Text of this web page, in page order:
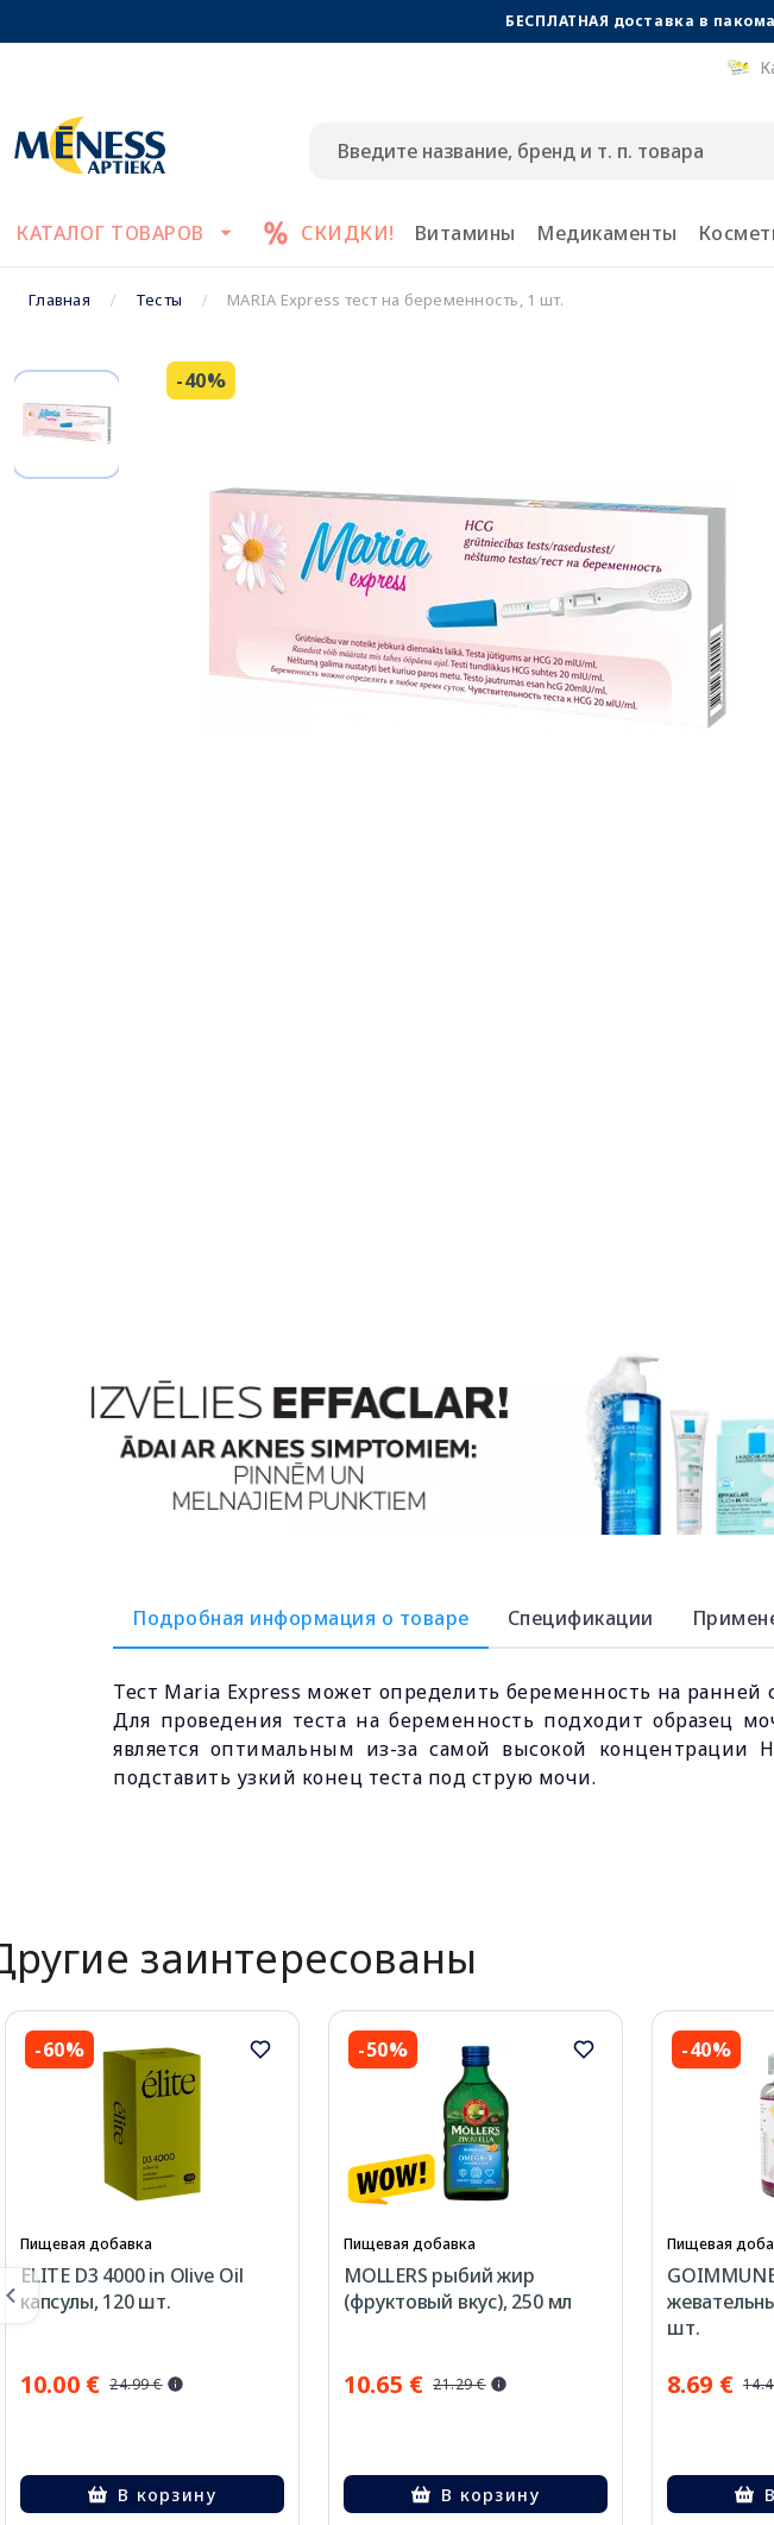
БЕСПЛАТНАЯ доставка в
КАТАЛОГ ТОВАРОВ СКИДКИ! Витамины Медикаменты
Главная Тесты MARIA Express тест на беременность, 1 шт.
-40%
Подробная информация о товаре Спецификации
Тест Maria Express может определить беременность на ранней
Для проведения теста на беременность подходит образец
является оптимальным из-за самой высокой концентрации
подставить узкий конец теста под струю мочи.
заинтересованы
-60%
Пищевая добавка
ELITE D3 4000 in Olive Oil
капсулы, 120 шт.
10.00 € 24.99 €
В корзину
-50%
Пищевая добавка
MOLLERS рыбий жир
(фруктовый вкус), 250 мл
10.65 € 21.29 €
В корзину
-40%
Пищевая
шт.
8.69 €